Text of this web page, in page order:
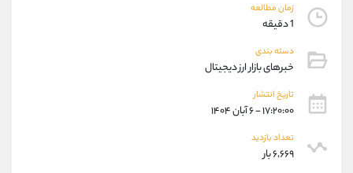
زمان مطالعه
1 دقیقه
دسته بندی
خبرهای بازار ارز دیجیتال
تاریخ انتشار
۱۷:۲۰:۰۰ - ۶ آبان ۱۴۰۴
تعداد بازدید
۶,۶۶۹ بار
پشتیبان فروش
موبایل
واتساپ
تلگرام
داخلی
اطلاعات تماس